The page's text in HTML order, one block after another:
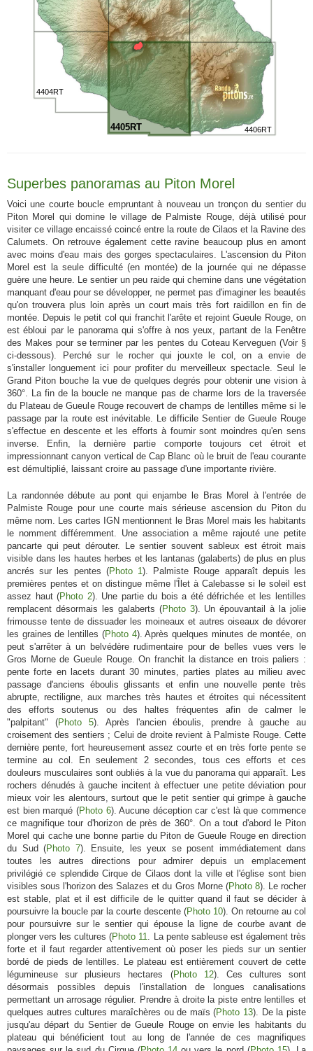
4404RT
4405RT 4406RT
Superbes panoramas au Piton Morel
Voici une courte boucle empruntant à nouveau un tronçon du sentier du
Piton Morel qui domine le village de Palmiste Rouge, déjà utilisé pour
visiter ce village encaissé coincé entre la route de Cilaos et la Ravine des
Calumets. On retrouve également cette ravine beaucoup plus en amont
avec moins d'eau mais des gorges spectaculaires. L'ascension du Piton
Morel est la seule difficulté (en montée) de la journée qui ne dépasse
guère une heure. Le sentier un peu raide qui chemine dans une végétation
manquant d'eau pour se développer, ne permet pas d'imaginer les beautés
qu'on trouvera plus loin après un court mais très fort raidillon en fin de
montée. Depuis le petit col qui franchit l'arête et rejoint Gueule Rouge, on
est ébloui par le panorama qui s'offre à nos yeux, partant de la Fenêtre
des Makes pour se terminer par les pentes du Coteau Kerveguen (Voir §
ci-dessous). Perché sur le rocher qui jouxte le col, on a envie de
s'installer longuement ici pour profiter du merveilleux spectacle. Seul le
Grand Piton bouche la vue de quelques degrés pour obtenir une vision à
360°. La fin de la boucle ne manque pas de charme lors de la traversée
du Plateau de Gueule Rouge recouvert de champs de lentilles même si le
passage par la route est inévitable. Le difficile Sentier de Gueule Rouge
s'effectue en descente et les efforts à fournir sont moindres qu'en sens
inverse. Enfin, la dernière partie comporte toujours cet étroit et
impressionnant canyon vertical de Cap Blanc où le bruit de l'eau courante
est démultiplié, laissant croire au passage d'une importante rivière.
La randonnée débute au pont qui enjambe le Bras Morel à l'entrée de
Palmiste Rouge pour une courte mais sérieuse ascension du Piton du
même nom. Les cartes IGN mentionnent le Bras Morel mais les habitants
le nomment différemment. Une association a même rajouté une petite
pancarte qui peut dérouter. Le sentier souvent sableux est étroit mais
visible dans les hautes herbes et les lantanas (galaberts) de plus en plus
ancrés sur les pentes (Photo 1). Palmiste Rouge apparaît depuis les
premières pentes et on distingue même l'Îlet à Calebasse si le soleil est
assez haut (Photo 2). Une partie du bois a été défrichée et les lentilles
remplacent désormais les galaberts (Photo 3). Un épouvantail à la jolie
frimousse tente de dissuader les moineaux et autres oiseaux de dévorer
les graines de lentilles (Photo 4). Après quelques minutes de montée, on
peut s'arrêter à un belvédère rudimentaire pour de belles vues vers le
Gros Morne de Gueule Rouge. On franchit la distance en trois paliers :
pente forte en lacets durant 30 minutes, parties plates au milieu avec
passage d'anciens éboulis glissants et enfin une nouvelle pente très
abrupte, rectiligne, aux marches très hautes et étroites qui nécessitent
des efforts soutenus ou des haltes fréquentes afin de calmer le
"palpitant" (Photo 5). Après l'ancien éboulis, prendre à gauche au
croisement des sentiers ; Celui de droite revient à Palmiste Rouge. Cette
dernière pente, fort heureusement assez courte et en très forte pente se
termine au col. En seulement 2 secondes, tous ces efforts et ces
douleurs musculaires sont oubliés à la vue du panorama qui apparaît. Les
rochers dénudés à gauche incitent à effectuer une petite déviation pour
mieux voir les alentours, surtout que le petit sentier qui grimpe à gauche
est bien marqué (Photo 6). Aucune déception car c'est là que commence
ce magnifique tour d'horizon de près de 360°. On a tout d'abord le Piton
Morel qui cache une bonne partie du Piton de Gueule Rouge en direction
du Sud (Photo 7). Ensuite, les yeux se posent immédiatement dans
toutes les autres directions pour admirer depuis un emplacement
privilégié ce splendide Cirque de Cilaos dont la ville et l'église sont bien
visibles sous l'horizon des Salazes et du Gros Morne (Photo 8). Le rocher
est stable, plat et il est difficile de le quitter quand il faut se décider à
poursuivre la boucle par la courte descente (Photo 10). On retourne au col
pour poursuivre sur le sentier qui épouse la ligne de courbe avant de
plonger vers les cultures (Photo 11
. La pente sableuse est également très
forte et il faut regarder attentivement où poser les pieds sur un sentier
bordé de pieds de lentilles. Le plateau est entièrement couvert de cette
légumineuse sur plusieurs hectares (Photo 12). Ces cultures sont
désormais possibles depuis l'installation de longues canalisations
permettant un arrosage régulier. Prendre à droite la piste entre lentilles et
quelques autres cultures maraîchères ou de maïs (Photo 13). De la piste
jusqu'au départ du Sentier de Gueule Rouge on envie les habitants du
plateau qui bénéficient tout au long de l'année de ces magnifiques